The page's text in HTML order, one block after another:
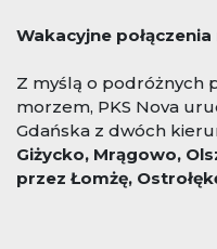
Wakacyjne
Z myślą o podróżnych
morzem, PKS Nova
Gdańska z dwóch
Giżycko, Mrągowo,
przez Łomżę,